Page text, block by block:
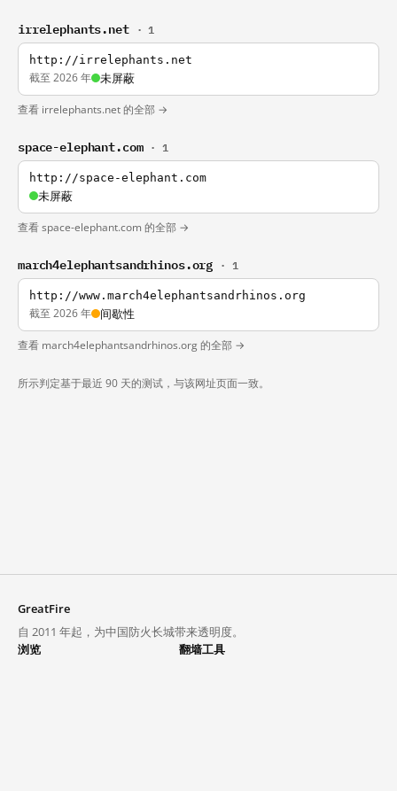
irrelephants.net · 1
http://irrelephants.net
截至 2026 年 未屏蔽
查看 irrelephants.net 的全部 →
space-elephant.com · 1
http://space-elephant.com
未屏蔽
查看 space-elephant.com 的全部 →
march4elephantsandrhinos.org · 1
http://www.march4elephantsandrhinos.org
截至 2026 年 间歇性
查看 march4elephantsandrhinos.org 的全部 →
所示判定基于最近 90 天的测试，与该网址页面一致。
GreatFire
自 2011 年起，为中国防火长城带来透明度。
浏览
翻墙工具